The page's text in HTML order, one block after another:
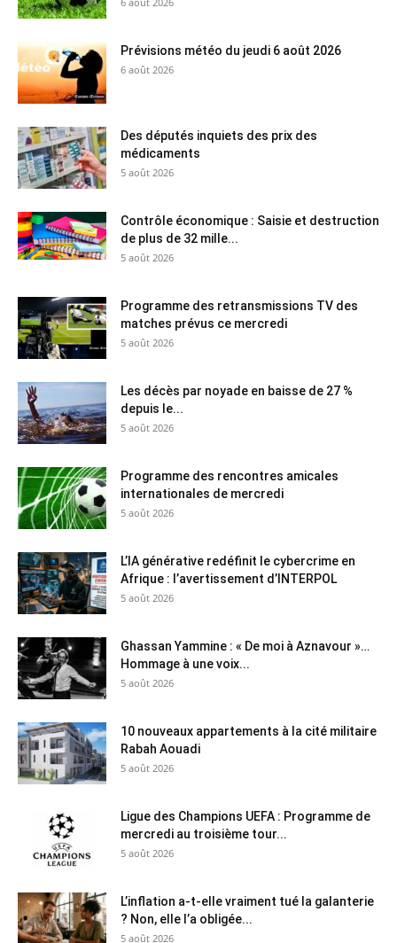
Prévisions météo du jeudi 6 août 2026
6 août 2026
Des députés inquiets des prix des
médicaments
5 août 2026
Contrôle économique : Saisie et destruction
de plus de 32 mille...
5 août 2026
Programme des retransmissions TV des
matches prévus ce mercredi
5 août 2026
Les décès par noyade en baisse de 27 %
depuis le...
5 août 2026
Programme des rencontres amicales
internationales de mercredi
5 août 2026
L’IA générative redéfinit le cybercrime en
Afrique : l’avertissement d’INTERPOL
5 août 2026
Ghassan Yammine : « De moi à Aznavour »…
Hommage à une voix...
5 août 2026
10 nouveaux appartements à la cité militaire
Rabah Aouadi
5 août 2026
Ligue des Champions UEFA : Programme de
mercredi au troisième tour...
5 août 2026
L’inflation a-t-elle vraiment tué la galanterie
? Non, elle l’a obligée...
5 août 2026